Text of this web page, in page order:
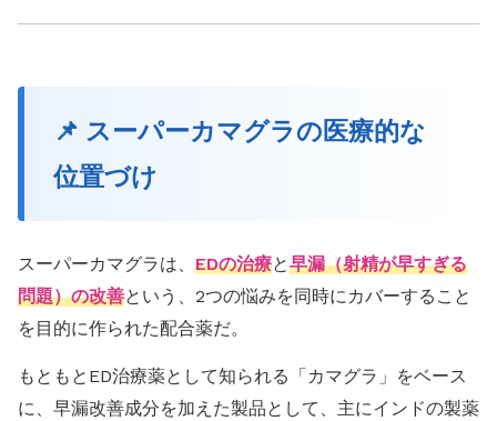
📌 スーパーカマグラの医療的な
位置づけ
スーパーカマグラは、 EDの治療と早漏（射精が早すぎる
問題）の改善という、2つの悩みを同時にカバーすること
を目的に作られた配合薬だ。
もともとED治療薬として知られる「カマグラ」をベース
に、早漏改善成分を加えた製品として、主にインドの製薬